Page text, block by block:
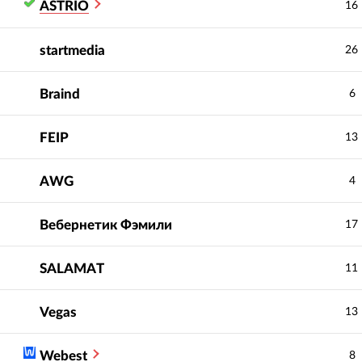
ASTRIO 16
startmedia 26
Braind 6
FEIP 13
AWG 4
Вебернетик Фэмили 17
SALAMAT 11
Vegas 13
Webest 8